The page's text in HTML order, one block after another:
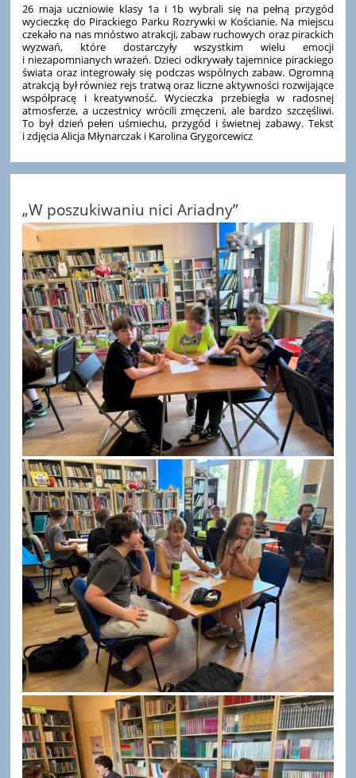
26 maja uczniowie klasy 1a i 1b wybrali się na pełną przygód
wycieczkę do Pirackiego Parku Rozrywki w Kościanie. Na miejscu
czekało na nas mnóstwo atrakcji, zabaw ruchowych oraz pirackich
wyzwań, które dostarczyły wszystkim wielu emocji
i niezapomnianych wrażeń. Dzieci odkrywały tajemnice pirackiego
świata oraz integrowały się podczas wspólnych zabaw. Ogromną
atrakcją był również rejs tratwą oraz liczne aktywności rozwijające
współpracę i kreatywność. Wycieczka przebiegła w radosnej
atmosferze, a uczestnicy wrócili zmęczeni, ale bardzo szczęśliwi.
To był dzień pełen uśmiechu, przygód i świetnej zabawy. Tekst
i zdjęcia Alicja Młynarczak i Karolina Grygorcewicz
„W poszukiwaniu nici Ariadny”